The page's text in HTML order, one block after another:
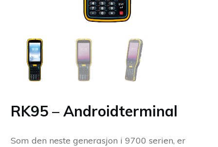
RK95 – Androidterminal
Som den neste generasjon i 9700 serien, er